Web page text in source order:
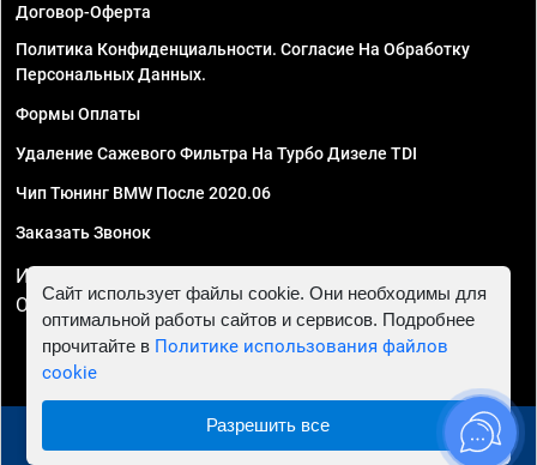
Договор-Оферта
Политика Конфиденциальности. Согласие На Обработку
Персональных Данных.
Формы Оплаты
Удаление Сажевого Фильтра На Турбо Дизеле TDI
Чип Тюнинг BMW После 2020.06
Заказать Звонок
ИП Смирнов Георгий Павлович. ИНН 781302555843,
ОГРНИП 324470400032610
© 2010 - 2026 Чип тюнинг в Краснодаре - Автосервис
Сайт использует файлы cookie. Они необходимы для
оптимальной работы сайтов и сервисов. Подробнее
прочитайте в Политике использования файлов
cookie
Разрешить все